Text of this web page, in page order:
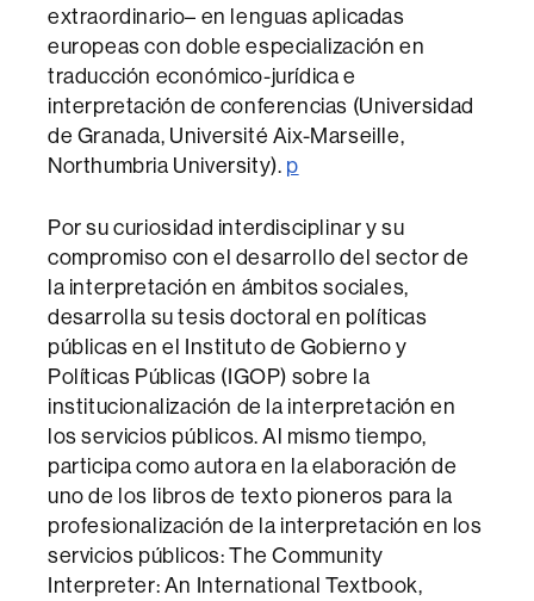
extraordinario– en lenguas aplicadas
europeas con doble especialización en
traducción económico-jurídica e
interpretación de conferencias (Universidad
de Granada, Université Aix-Marseille,
Northumbria University). p
Por su curiosidad interdisciplinar y su
compromiso con el desarrollo del sector de
la interpretación en ámbitos sociales,
desarrolla su tesis doctoral en políticas
públicas en el Instituto de Gobierno y
Políticas Públicas (IGOP) sobre la
institucionalización de la interpretación en
los servicios públicos. Al mismo tiempo,
participa como autora en la elaboración de
uno de los libros de texto pioneros para la
profesionalización de la interpretación en los
servicios públicos: The Community
Interpreter: An International Textbook,